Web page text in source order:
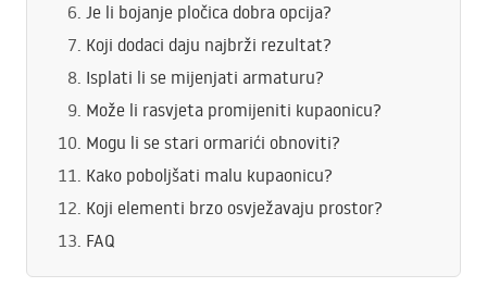
Je li bojanje pločica dobra opcija?
Koji dodaci daju najbrži rezultat?
Isplati li se mijenjati armaturu?
Može li rasvjeta promijeniti kupaonicu?
Mogu li se stari ormarići obnoviti?
Kako poboljšati malu kupaonicu?
Koji elementi brzo osvježavaju prostor?
FAQ